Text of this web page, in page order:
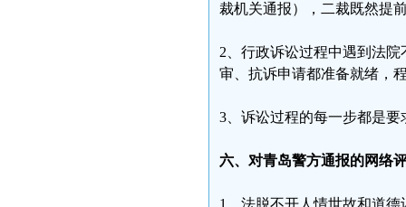
裁机关通报），二裁既然提
2、行政诉讼过程中遇到法
审、抗诉申请都准备就绪，
3、诉讼过程的每一步都是
六、对青岛警方通报的网络
1、法脱不开人情世故和道